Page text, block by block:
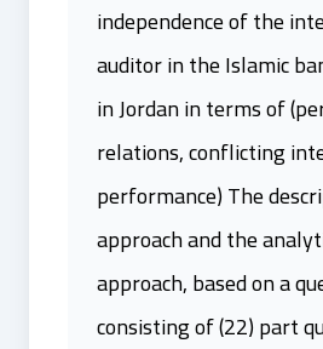
independence of the
auditor in the Islamic
in Jordan in terms of
relations, conflicting
performance) The
approach and the
approach, based on a
consisting of (22) part